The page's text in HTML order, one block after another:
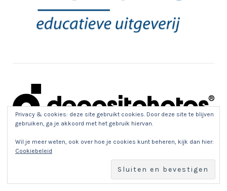
PROUD WINNER…
Privacy & cookies: deze site gebruikt cookies. Door deze site te blijven
gebruiken, ga je akkoord met het gebruik hiervan.
Wil je meer weten, ook over hoe je cookies kunt beheren, kijk dan hier:
Cookiebeleid